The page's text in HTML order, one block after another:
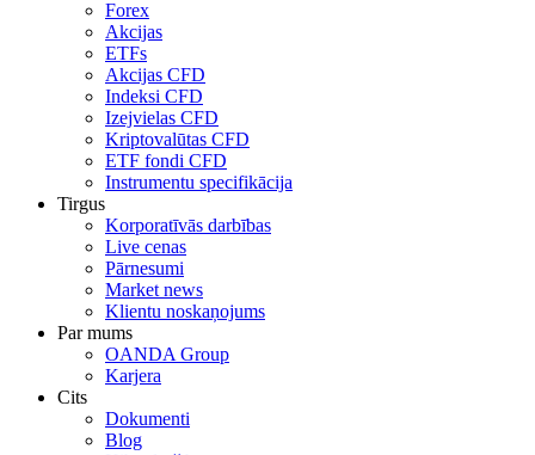
Forex
Akcijas
ETFs
Akcijas CFD
Indeksi CFD
Izejvielas CFD
Kriptovalūtas CFD
ETF fondi CFD
Instrumentu specifikācija
Tirgus
Korporatīvās darbības
Live cenas
Pārnesumi
Market news
Klientu noskaņojums
Par mums
OANDA Group
Karjera
Cits
Dokumenti
Blog